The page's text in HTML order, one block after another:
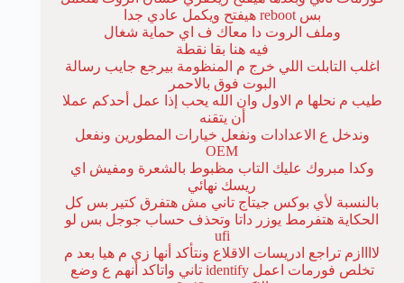
بس reboot هيفتح ويكمل عادي جدا
وملف الروت دا معاك ف اي حماية شغال
فيه هنا بقا نقطة
اغلب التابلت اللي خرج م المنظومة بيرجع جايب رسالة
البوت فوق بالاحمر
طيب م نحلها م الاول وان الله يحب إذا عمل أحدكم عملا
أن يتقنه
وندخل ع الاعدادات ونفعل خيارات المطورين ونفعل
OEM
وكدا مبروك عليك التاب مظبوط بالشعرة ومفيش اي
ريسك نهائي
بالنسبة لأي بوكس جيتاج تاني مش هتفرق كتير بس كل
الحكاية هتفرمط يوزر داتا وتحذف حساب جوجل بس لو
ufi
لاااازم تراجع ادريسات الاقلاع ونتأكد أنها زي م هيا بعد م
تخلص فورمات اعمل identify تاني واتاكد أنهم ع وضع